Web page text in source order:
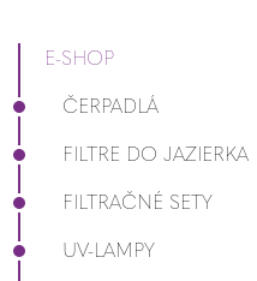
E-SHOP
ČERPADLÁ
FILTRE DO JAZIERKA
FILTRAČNÉ SETY
UV-LAMPY